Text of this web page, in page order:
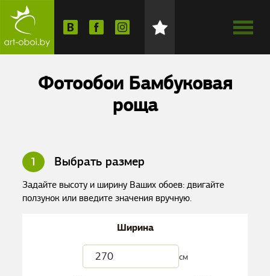
Фотообои Бамбуковая
роща
1 Выбрать размер
Задайте высоту и ширину Ваших обоев: двигайте
ползунок или введите значения вручную.
Ширина
см